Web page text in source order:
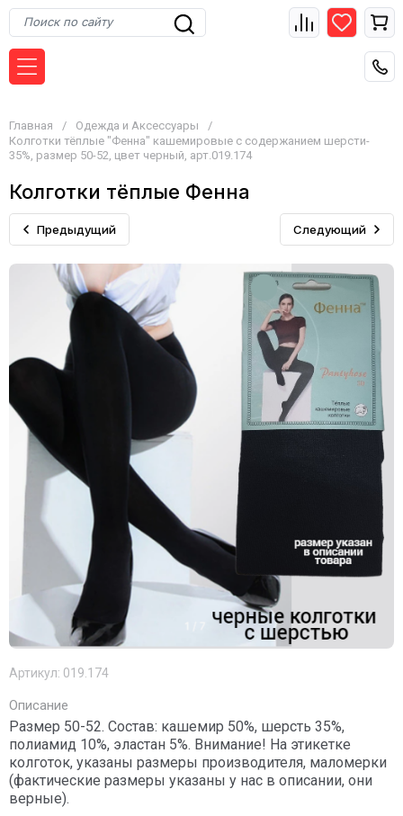
Главная / Одежда и Аксессуары
/
Колготки тёплые "Фенна" кашемировые с содержанием шерсти-
35%, размер 50-52, цвет черный, арт.019.174
Колготки тёплые Фенна
Предыдущий Следующий
Артикул: 019.174
Описание
Размер 50-52. Состав: кашемир 50%, шерсть 35%,
полиамид 10%, эластан 5%. Внимание! На этикетке
колготок, указаны размеры производителя, маломерки
(фактические размеры указаны у нас в описании, они
верные).